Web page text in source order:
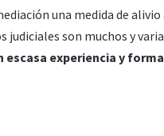
una medida de
judiciales son muchos y
experiencia y